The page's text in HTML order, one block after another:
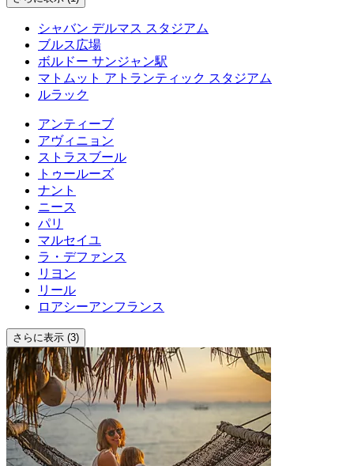
シャバン デルマス スタジアム
ブルス広場
ボルドー サンジャン駅
マトムット アトランティック スタジアム
ルラック
アンティーブ
アヴィニョン
ストラスブール
トゥールーズ
ナント
ニース
パリ
マルセイユ
ラ・デファンス
リヨン
リール
ロアシーアンフランス
さらに表示 (3)